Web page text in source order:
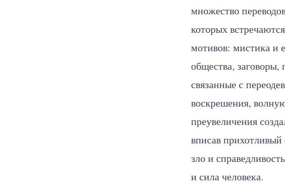
множество
которых
мотивов: мистика и
общества,
связанные с
воскрешения,
преувеличения
вписав
зло и
и сила человека.